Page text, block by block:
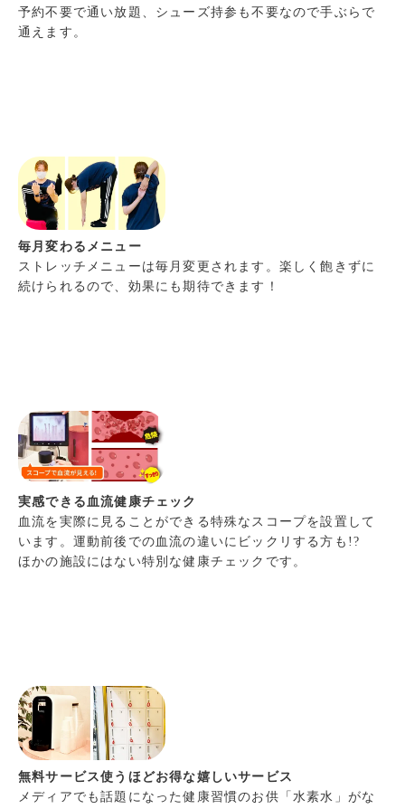
予約不要で通い放題、シューズ持参も不要なので手ぶらで
通えます。
毎月変わるメニュー
ストレッチメニューは毎月変更されます。楽しく飽きずに
続けられるので、効果にも期待できます！
実感できる血流健康チェック
血流を実際に見ることができる特殊なスコープを設置して
います。運動前後での血流の違いにビックリする方も!?
ほかの施設にはない特別な健康チェックです。
無料サービス使うほどお得な嬉しいサービス
メディアでも話題になった健康習慣のお供「水素水」がな